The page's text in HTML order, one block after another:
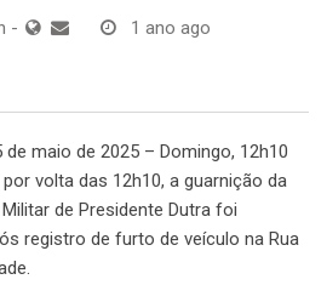
- 1 ano ago
maio de 2025 – Domingo, 12h10
volta das 12h10, a guarnição da
de Presidente Dutra foi
registro de furto de veículo na Rua